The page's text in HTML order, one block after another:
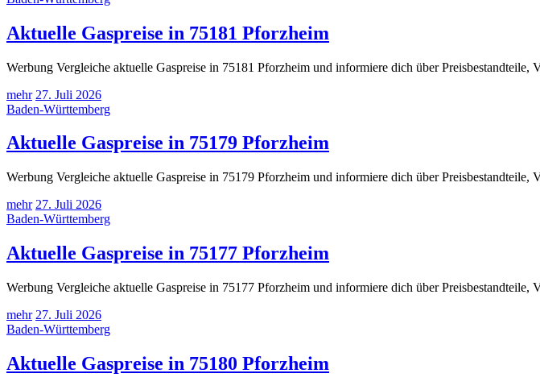
Aktuelle Gaspreise in 75181 Pforzheim
Werbung Vergleiche aktuelle Gaspreise in 75181 Pforzheim und informiere dich über
mehr 27. Juli 2026
Baden-Württemberg
Aktuelle Gaspreise in 75179 Pforzheim
Werbung Vergleiche aktuelle Gaspreise in 75179 Pforzheim und informiere dich über
mehr 27. Juli 2026
Baden-Württemberg
Aktuelle Gaspreise in 75177 Pforzheim
Werbung Vergleiche aktuelle Gaspreise in 75177 Pforzheim und informiere dich über
mehr 27. Juli 2026
Baden-Württemberg
Aktuelle Gaspreise in 75180 Pforzheim